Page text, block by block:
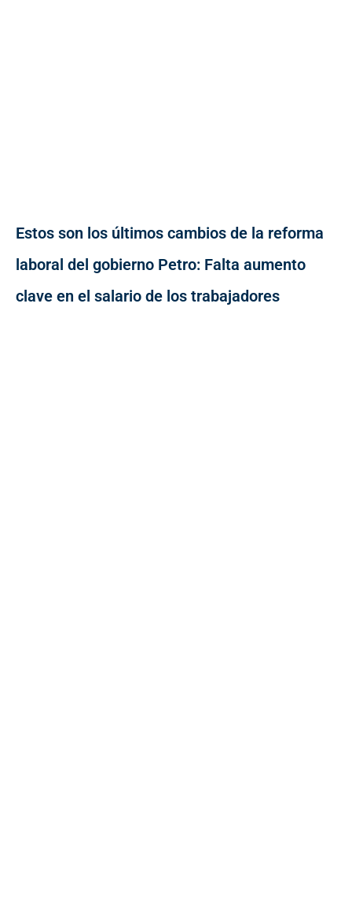
Estos son los últimos cambios de la reforma
laboral del gobierno Petro: Falta aumento
clave en el salario de los trabajadores